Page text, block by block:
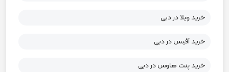
خرید ویلا در دبی
خرید آفیس در دبی
خرید پنت هاوس در دبی